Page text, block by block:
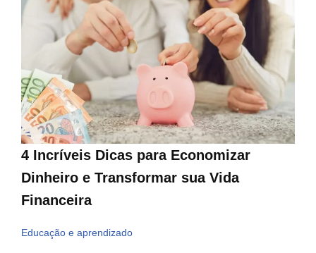
4 Incríveis Dicas para Economizar
Dinheiro e Transformar sua Vida
Financeira
Educação e aprendizado